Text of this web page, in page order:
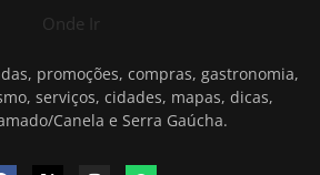
Onde Ir
promoções, compras, gastronomia,
serviços, cidades, mapas, dicas,
Canela e Serra Gaúcha.